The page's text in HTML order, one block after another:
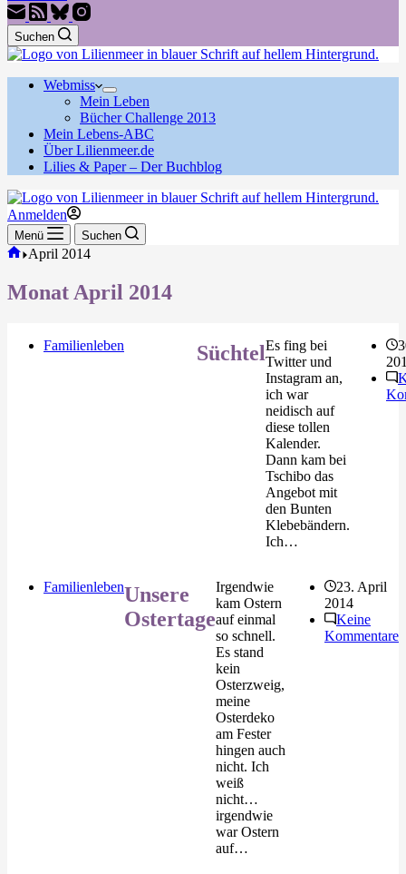
Suchen
Webmiss
Mein Leben
Bücher Challenge 2013
Mein Lebens-ABC
Über Lilienmeer.de
Lilies & Paper – Der Buchblog
Anmelden
Menü Suchen
Start
April 2014
Monat April 2014
Familienleben SüchtelEs fing bei
Twitter und
Instagram an,
ich war
neidisch auf
diese tollen
Kalender.
Dann kam bei
Tschibo das
Angebot mit
den Bunten
Klebebändern.
Ich…
FamilienlebenUnsere
Ostertage
Irgendwie
kam Ostern
auf einmal
so schnell.
Es stand
kein
Osterzweig,
meine
Osterdeko
am Fester
hingen auch
nicht. Ich
weiß
nicht…
irgendwie
war Ostern
auf…
23. April
2014
Keine
Kommentare